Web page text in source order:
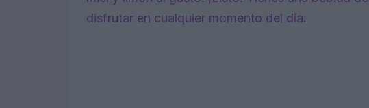
disfrutar en cualquier momento del día.